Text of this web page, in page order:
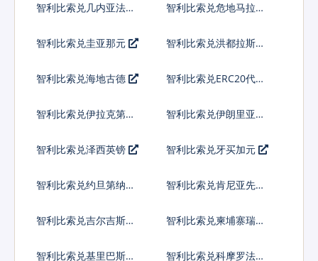
智利比索兑几内亚法郎
智利比索兑危地马拉格
智利比索兑圭亚那元
智利比索兑洪都拉斯伦
智利比索兑海地古德 智利比索兑ERC20代币
智利比索兑伊拉克第纳
智利比索兑伊朗里亚尔
智利比索兑泽西英镑 智利比索兑牙买加元
智利比索兑约旦第纳尔 智利比索兑肯尼亚先令
智利比索兑吉尔吉斯斯
智利比索兑柬埔寨瑞尔
智利比索兑基里巴斯元 智利比索兑科摩罗法郎